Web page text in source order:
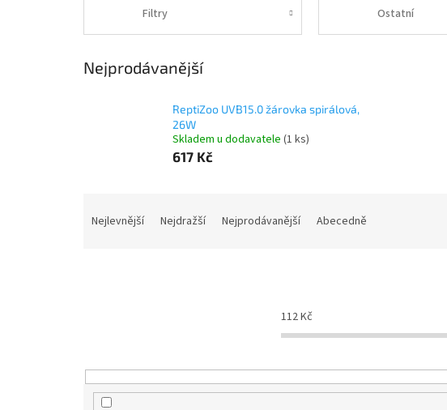
Filtry Ostatní
Nejprodávanější
ReptiZoo UVB15.0 žárovka spirálová,
26W
Skladem u dodavatele (1 ks)
617 Kč
u
Nejlevnější Nejdražší Nejprodávanější Abecedně
112Kč